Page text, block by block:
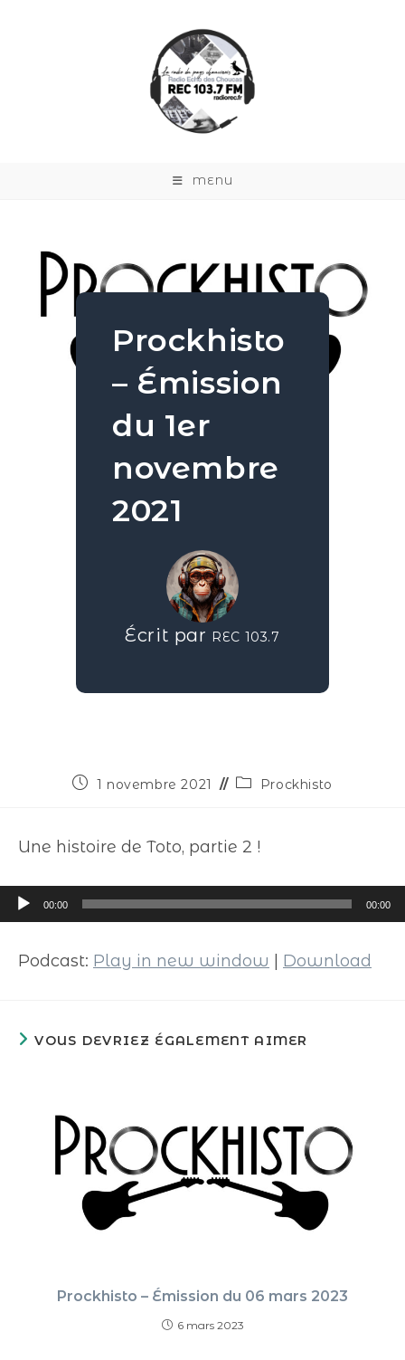
MENU
Prockhisto
– Émission
du 1er
novembre
2021
Écrit par REC 103.7
1 novembre 2021 Prockhisto
Une histoire de Toto, partie 2 !
Lecteur
audio
00:00 00:00
Podcast: Play in new window Download
VOUS DEVRIEZ ÉGALEMENT AIMER
Prockhisto – Émission du 06 mars 2023
6 mars 2023